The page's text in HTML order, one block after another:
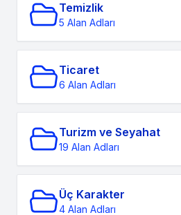
Temizlik
5 Alan Adları
Ticaret
6 Alan Adları
Turizm ve Seyahat
19 Alan Adları
Üç Karakter
4 Alan Adları